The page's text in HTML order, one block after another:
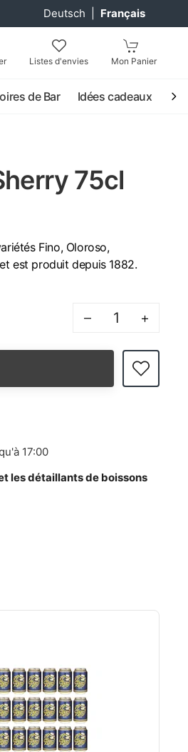
Deutsch Français
Listes d'envies Mon Panier
de Bar Idées cadeaux
75cl
Fino, Oloroso,
est produit depuis 1882.
– +
17:00
les détaillants de boissons